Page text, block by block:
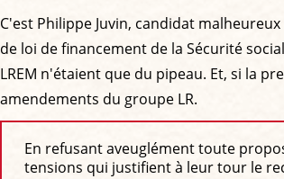
C'est Philippe Juvin, candidat
de loi de financement de la Sécurité
LREM n'étaient que du pipeau. Et, si la
amendements du groupe LR.
En refusant aveuglément toute
tensions qui justifient à leur tour le